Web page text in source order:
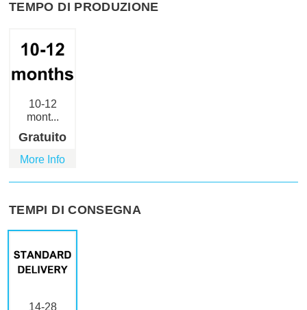
TEMPO DI PRODUZIONE
10-12
mont...
Gratuito
More Info
TEMPI DI CONSEGNA
14-28